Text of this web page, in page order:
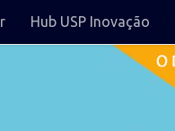
Hub USP Inovação